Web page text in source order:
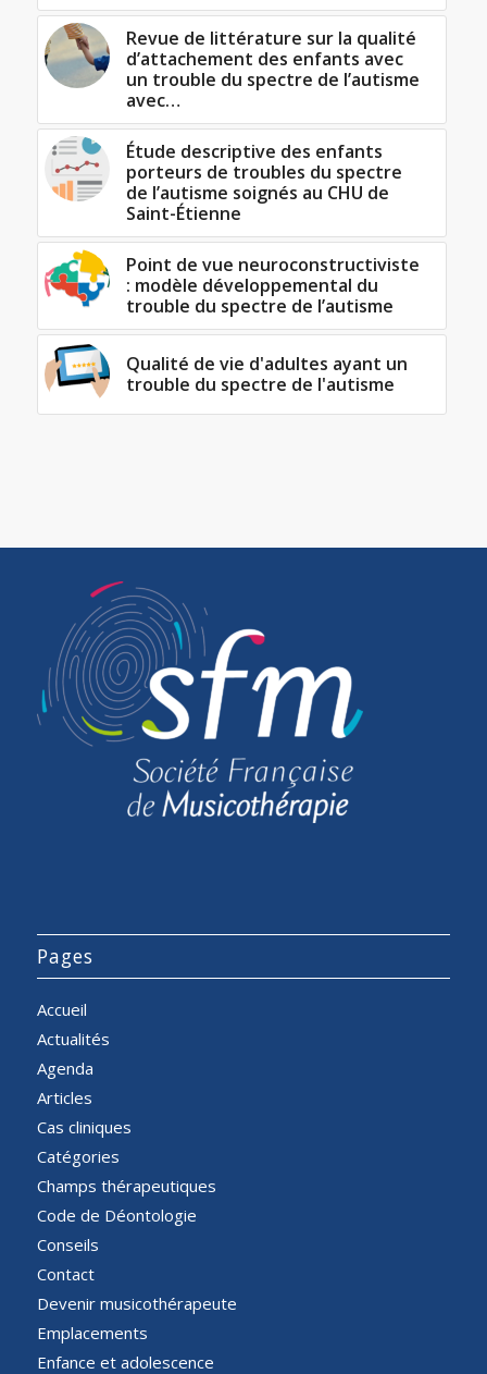
Revue de littérature sur la qualité
d’attachement des enfants avec
un trouble du spectre de l’autisme
avec…
Étude descriptive des enfants
porteurs de troubles du spectre
de l’autisme soignés au CHU de
Saint-Étienne
Point de vue neuroconstructiviste
: modèle développemental du
trouble du spectre de l’autisme
Qualité de vie d'adultes ayant un
trouble du spectre de l'autisme
Pages
Accueil
Actualités
Agenda
Articles
Cas cliniques
Catégories
Champs thérapeutiques
Code de Déontologie
Conseils
Contact
Devenir musicothérapeute
Emplacements
Enfance et adolescence